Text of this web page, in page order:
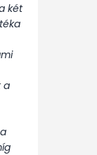
két
a